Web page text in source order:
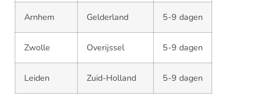
Arnhem Gelderland 5-9 dagen
Zwolle Overijssel 5-9 dagen
Leiden Zuid-Holland 5-9 dagen